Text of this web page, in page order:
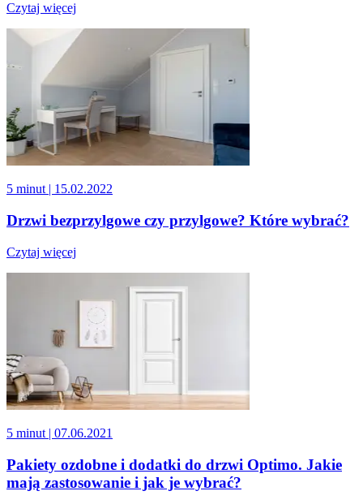
Czytaj więcej
5 minut| 15.02.2022
Drzwi bezprzylgowe czy przylgowe? Które wybrać?
Czytaj więcej
5 minut | 07.06.2021
Pakiety ozdobne i dodatki do drzwi Optimo. Jakie
mają zastosowanie i jak je wybrać?